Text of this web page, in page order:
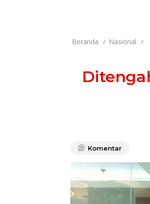
Beranda Nasional
Komentar